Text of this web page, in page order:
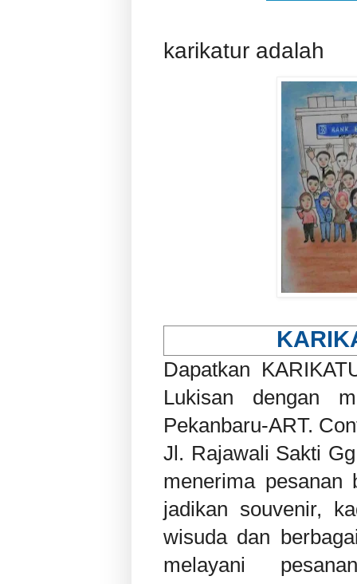
karikatur adalah
Dapatkan
Lukisan dengan
Pekanbaru-ART.
Jl. Rajawali Sakti
menerima pesanan
jadikan souvenir,
wisuda dan
melayani